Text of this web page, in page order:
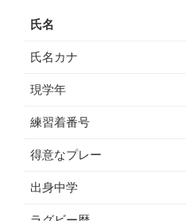
氏名
氏名カナ
現学年
練習着番号
得意なプレー
出身中学